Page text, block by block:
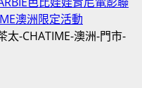
澳洲限定活動